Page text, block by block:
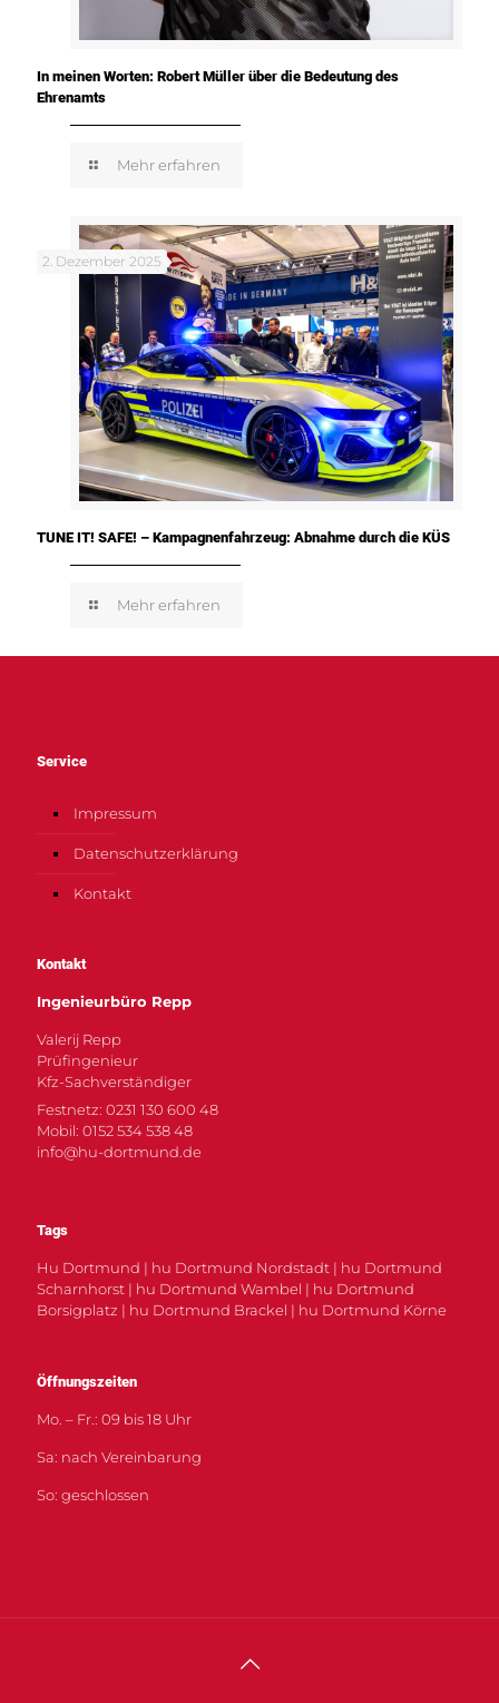
In meinen Worten: Robert Müller über die Bedeutung des
Ehrenamts
Mehr erfahren
2. Dezember 2025
TUNE IT! SAFE! – Kampagnenfahrzeug: Abnahme durch die KÜS
Mehr erfahren
Service
Impressum
Datenschutzerklärung
Kontakt
Kontakt
Ingenieurbüro Repp
Valerij Repp
Prüfingenieur
Kfz-Sachverständiger
Festnetz: 0231 130 600 48
Mobil: 0152 534 538 48
info@hu-dortmund.de
Tags
Hu Dortmund | hu Dortmund Nordstadt | hu Dortmund
Scharnhorst | hu Dortmund Wambel | hu Dortmund
Borsigplatz | hu Dortmund Brackel | hu Dortmund Körne
Öffnungszeiten
Mo. – Fr.: 09 bis 18 Uhr
Sa: nach Vereinbarung
So: geschlossen